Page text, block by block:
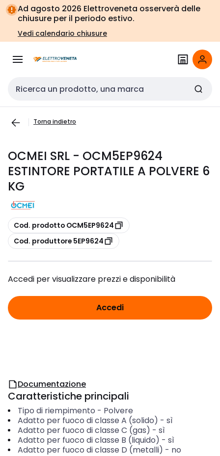
Vai alla
navigazione
Vai
alla
pagina
Ad agosto 2026 Elettroveneta osserverà delle
chiusure per il periodo estivo.
Vedi calendario chiusure
Cerca input
Torna indietro
OCMEI SRL - OCM5EP9624
ESTINTORE PORTATILE A POLVERE 6
KG
copia
Cod. prodotto OCM5EP9624
copia
Cod. produttore 5EP9624
Accedi per visualizzare prezzi e disponibilità
Accedi
Documentazione
Caratteristiche principali
Tipo di riempimento - Polvere
Adatto per fuoco di classe A (solido) - sì
Adatto per fuoco di classe C (gas) - sì
Adatto per fuoco di classe B (liquido) - sì
Adatto per fuoco di classe D (metalli) - no